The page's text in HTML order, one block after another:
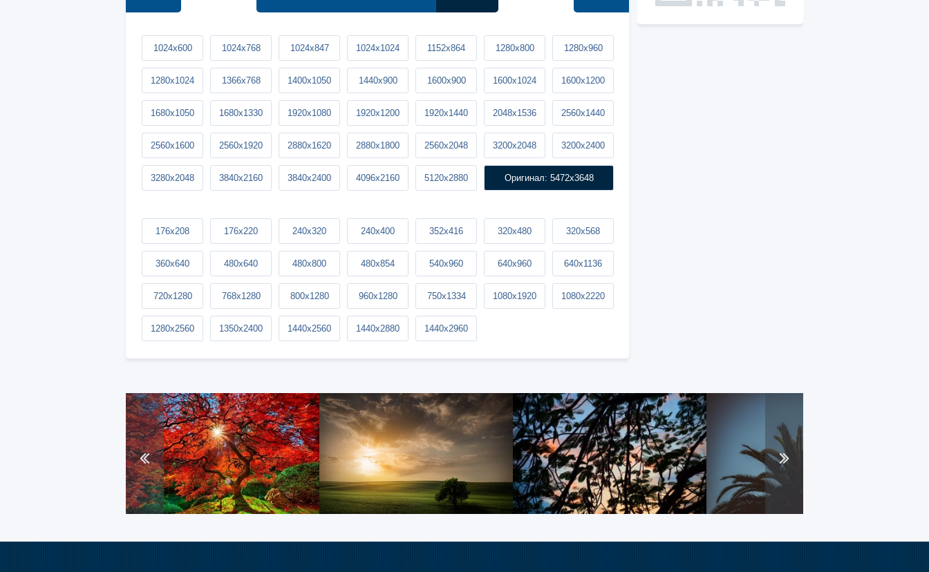
1024x600 1024x768 1024x847 1024x1024 1152x864 1280x800 1280x960
1280x1024 1366x768 1400x1050 1440x900 1600x900 1600x1024 1600x1200
1680x1050 1680x1330 1920x1080 1920x1200 1920x1440 2048x1536 2560x1440
2560x1600 2560x1920 2880x1620 2880x1800 2560x2048 3200x2048 3200x2400
3280x2048 3840x2160 3840x2400 4096x2160 5120x2880 Оригинал: 5472x3648
176x208 176x220 240x320 240x400 352x416 320x480 320x568
360x640 480x640 480x800 480x854 540x960 640x960 640x1136
720x1280 768x1280 800x1280 960x1280 750x1334 1080x1920 1080x2220
1280x2560 1350x2400 1440x2560 1440x2880 1440x2960